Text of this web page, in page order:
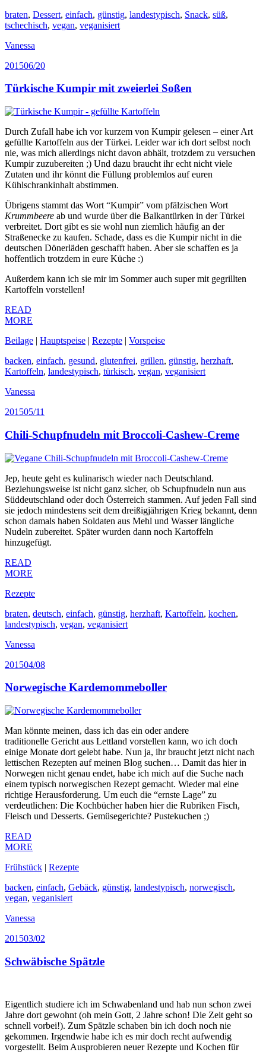
braten, Dessert, einfach, günstig, landestypisch, Snack, süß,
tschechisch, vegan, veganisiert
Vanessa
201506/20
Türkische Kumpir mit zweierlei Soßen
Durch Zufall habe ich vor kurzem von Kumpir gelesen – einer Art
gefüllte Kartoffeln aus der Türkei. Leider war ich dort selbst noch
nie, was mich allerdings nicht davon abhält, trotzdem zu versuchen
Kumpir zuzubereiten ;) Und dazu braucht ihr echt nicht viele
Zutaten und ihr könnt die Füllung problemlos auf euren
Kühlschrankinhalt abstimmen.
Übrigens stammt das Wort “Kumpir” vom pfälzischen Wort
Krummbeere ab und wurde über die Balkantürken in der Türkei
verbreitet. Dort gibt es sie wohl nun ziemlich häufig an der
Straßenecke zu kaufen. Schade, dass es die Kumpir nicht in die
deutschen Dönerläden geschafft haben. Aber sie schaffen es ja
hoffentlich trotzdem in eure Küche :)
Außerdem kann ich sie mir im Sommer auch super mit gegrillten
Kartoffeln vorstellen!
READ
MORE
Beilage | Hauptspeise | Rezepte | Vorspeise
backen, einfach, gesund, glutenfrei, grillen, günstig, herzhaft,
Kartoffeln, landestypisch, türkisch, vegan, veganisiert
Vanessa
201505/11
Chili-Schupfnudeln mit Broccoli-Cashew-Creme
Jep, heute geht es kulinarisch wieder nach Deutschland.
Beziehungsweise ist nicht ganz sicher, ob Schupfnudeln nun aus
Süddeutschland oder doch Österreich stammen. Auf jeden Fall sind
sie jedoch mindestens seit dem dreißigjährigen Krieg bekannt, denn
schon damals haben Soldaten aus Mehl und Wasser längliche
Nudeln zubereitet. Später wurden dann noch Kartoffeln
hinzugefügt.
READ
MORE
Rezepte
braten, deutsch, einfach, günstig, herzhaft, Kartoffeln, kochen,
landestypisch, vegan, veganisiert
Vanessa
201504/08
Norwegische Kardemommeboller
Man könnte meinen, dass ich das ein oder andere
traditionelle Gericht aus Lettland vorstellen kann, wo ich doch
einige Monate dort gelebt habe. Nun ja, ihr braucht jetzt nicht nach
lettischen Rezepten auf meinen Blog suchen… Damit das hier in
Norwegen nicht genau endet, habe ich mich auf die Suche nach
einem typisch norwegischen Rezept gemacht. Wieder mal eine
richtige Herausforderung. Um euch die “ernste Lage” zu
verdeutlichen: Die Kochbücher haben hier die Rubriken Fisch,
Fleisch und Desserts. Gemüsegerichte? Pustekuchen ;)
READ
MORE
Frühstück | Rezepte
backen, einfach, Gebäck, günstig, landestypisch, norwegisch,
vegan, veganisiert
Vanessa
201503/02
Schwäbische Spätzle
Eigentlich studiere ich im Schwabenland und hab nun schon zwei
Jahre dort gewohnt (oh mein Gott, 2 Jahre schon! Die Zeit geht so
schnell vorbei!). Zum Spätzle schaben bin ich doch noch nie
gekommen. Irgendwie habe ich es mir doch recht aufwendig
vorgestellt. Beim Ausprobieren neuer Rezepte und Kochen für